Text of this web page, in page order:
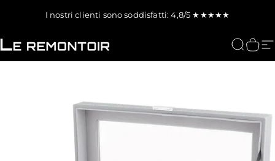
I nostri clienti sono soddisfatti: 4,8/5 ★★★★★
Le Remontoir : Porta Orologi Cerca